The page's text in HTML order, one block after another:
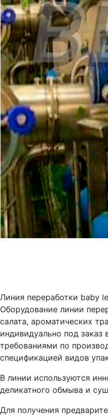
Линия переработки baby
Оборудование линии
салата, ароматических
индивидуально под заказ
требованиями по
спецификацией видов
В линии используются
деликатного обмыва и
Для получения